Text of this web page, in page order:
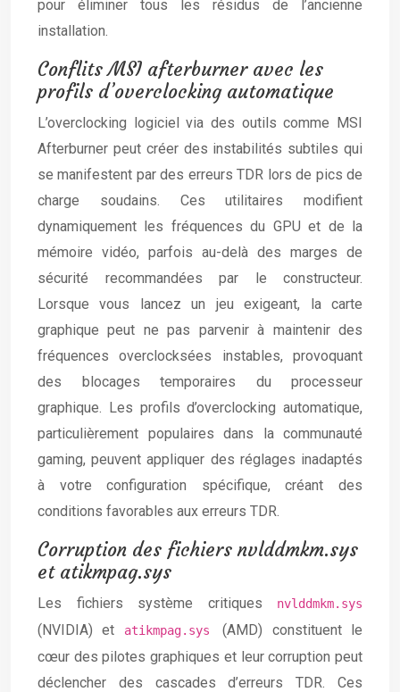
pour éliminer tous les résidus de l’ancienne
installation.
Conflits MSI afterburner avec les
profils d’overclocking automatique
L’overclocking logiciel via des outils comme MSI
Afterburner peut créer des instabilités subtiles qui
se manifestent par des erreurs TDR lors de pics de
charge soudains. Ces utilitaires modifient
dynamiquement les fréquences du GPU et de la
mémoire vidéo, parfois au-delà des marges de
sécurité recommandées par le constructeur.
Lorsque vous lancez un jeu exigeant, la carte
graphique peut ne pas parvenir à maintenir des
fréquences overclocksées instables, provoquant
des blocages temporaires du processeur
graphique. Les profils d’overclocking automatique,
particulièrement populaires dans la communauté
gaming, peuvent appliquer des réglages inadaptés
à votre configuration spécifique, créant des
conditions favorables aux erreurs TDR.
Corruption des fichiers nvlddmkm.sys
et atikmpag.sys
Les fichiers système critiques nvlddmkm.sys
(NVIDIA) et atikmpag.sys(AMD) constituent le
cœur des pilotes graphiques et leur corruption peut
déclencher des cascades d’erreurs TDR. Ces